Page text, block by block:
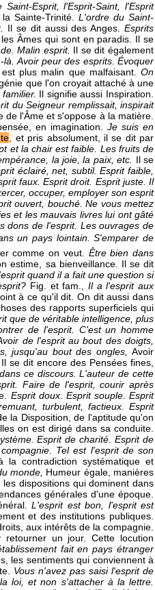
Saint-Esprit, l'Esprit-Saint, l'Esprit
la Sainte-Trinité.L'ordre du Saint-
Il se dit aussi des Anges.Esprits
Âmes qui sont en paradis. Il se
Malin esprit. Il se dit également
Avoir peur des esprits. Évoquer
plus malin que malfaisant.On
que l'on croyait attaché à une
Il signifie aussi Inspiration.
du Seigneur remplissait, inspirait
de l'Âme et s'oppose à la matière.
en imagination.Je suis en
, et pris absolument, il se dit par
et la chair est faible. Les fruits de
la joie, la paix, etc. Il se
éclairé, net, subtil. Esprit faible,
faux. Esprit droit. Esprit juste. Il
occuper, employer son esprit
ouvert, bouché. Ne vous mettez
et les mauvais livres lui ont gâté
dons de l'esprit. Les ouvrages de
un pays lointain.S'emparer de
comme on veut. Être bien dans
estime, sa bienveillance. Il se dit
quand il a fait une question si
Fig. et fam., Il a l'esprit aux
à ce qu'il dit. On dit aussi dans
des rapports superficiels qui
que de véritable intelligence, plus
de l'esprit. C'est un homme
de l'esprit au bout des doigts,
jusqu'au bout des ongles,Avoir
se dit encore des Pensées fines,
ce discours. L'auteur de cette
Faire de l'esprit, courir après
Esprit doux. Esprit souple. Esprit
turbulent, factieux. Esprit
la Disposition, de l'aptitude qu'on
on est dirigé dans sa conduite.
Esprit de charité. Esprit de
Tel est l'esprit de son
contradiction systématique et
monde, Humeur égale, manières
les dispositions qui dominent dans
générales d'une époque.
L'esprit est bon, l'esprit est
et des institutions publiques.
aux intérêts de la compagnie.
un jour. Cette locution
fait en pays étranger
les sentiments qui conviennent à
Vous n'avez pas saisi l'esprit de
loi, et non s'attacher à la lettre.